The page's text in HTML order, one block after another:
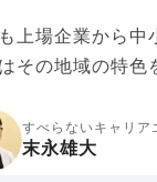
上場企業から中
その地域の特色
すべらないキャリア
末永雄大